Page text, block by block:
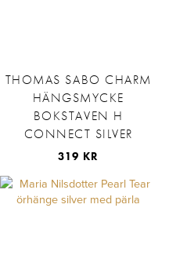
THOMAS SABO CHARM
HÄNGSMYCKE
BOKSTAVEN H
CONNECT SILVER
319 KR